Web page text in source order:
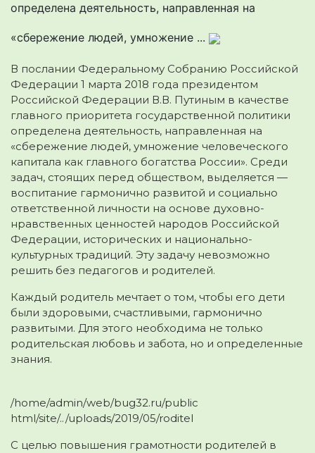
определена деятельность, направленная на
«сбережение людей, умножение ...
В послании Федеральному Собранию Российской
Федерации 1 марта 2018 года президентом
Российской Федерации В.В. Путиным в качестве
главного приоритета государственной политики
определена деятельность, направленная на
«сбережение людей, умножение человеческого
капитала как главного богатства России». Среди
задач, стоящих перед обществом, выделяется —
воспитание гармонично развитой и социально
ответственной личности на основе духовно-
нравственных ценностей народов Российской
Федерации, исторических и национально-
культурных традиций. Эту задачу невозможно
решить без педагогов и родителей.
Каждый родитель мечтает о том, чтобы его дети
были здоровыми, счастливыми, гармонично
развитыми. Для этого необходима не только
родительская любовь и забота, но и определенные
знания.
/home/admin/web/bug32.ru/public
html/site/../uploads/2019/05/roditel
С целью повышения грамотности родителей в